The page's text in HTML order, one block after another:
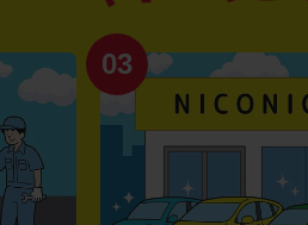
03